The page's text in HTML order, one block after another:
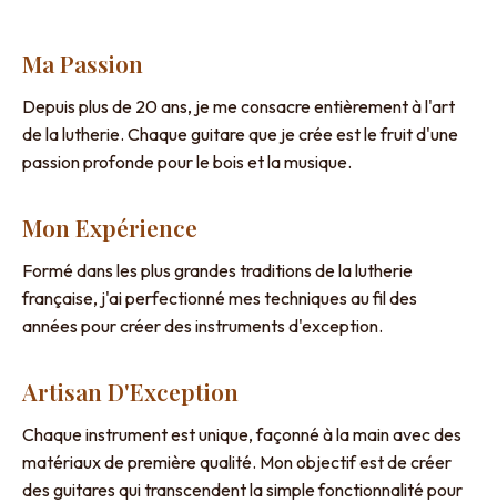
Ma Passion
Depuis plus de 20 ans, je me consacre entièrement à l'art
de la lutherie. Chaque guitare que je crée est le fruit d'une
passion profonde pour le bois et la musique.
Mon Expérience
Formé dans les plus grandes traditions de la lutherie
française, j'ai perfectionné mes techniques au fil des
années pour créer des instruments d'exception.
Artisan D'Exception
Chaque instrument est unique, façonné à la main avec des
matériaux de première qualité. Mon objectif est de créer
des guitares qui transcendent la simple fonctionnalité pour